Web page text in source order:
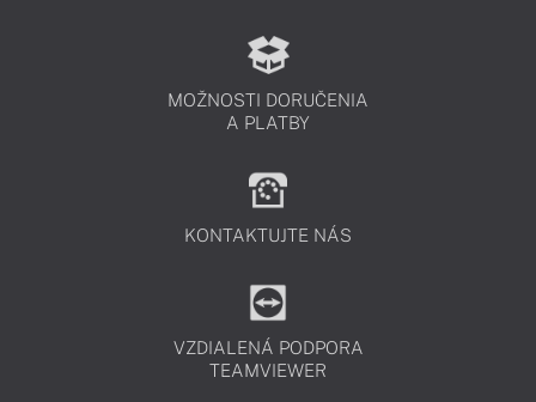
MOŽNOSTI DORUČENIA
A PLATBY
KONTAKTUJTE NÁS
VZDIALENÁ PODPORA
TEAMVIEWER